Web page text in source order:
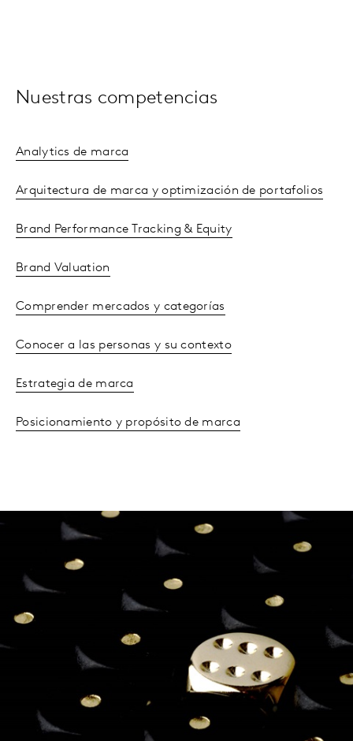
Nuestras competencias
Analytics de marca
Arquitectura de marca y optimización de portafolios
Brand Performance Tracking & Equity
Brand Valuation
Comprender mercados y categorías
Conocer a las personas y su contexto
Estrategia de marca
Posicionamiento y propósito de marca